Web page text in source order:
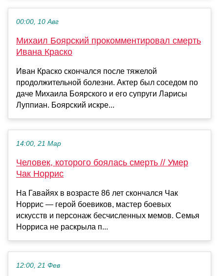
00:00, 10 Авг
Михаил Боярский прокомментировал смерть
Ивана Краско
Иван Краско скончался после тяжелой
продолжительной болезни. Актер был соседом по
даче Михаила Боярского и его супруги Ларисы
Луппиан. Боярский искре...
14:00, 21 Мар
Человек, которого боялась смерть // Умер
Чак Норрис
На Гавайях в возрасте 86 лет скончался Чак
Норрис — герой боевиков, мастер боевых
искусств и персонаж бесчисленных мемов. Семья
Норриса не раскрыла п...
12:00, 21 Фев